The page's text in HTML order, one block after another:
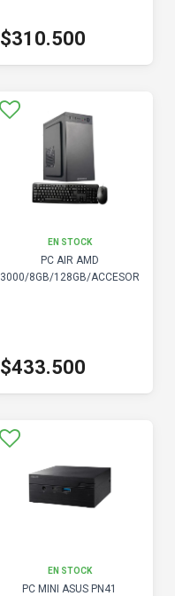
$310.500
EN STOCK
PC AIR AMD
3000/8GB/128GB/ACCESORIO
$433.500
EN STOCK
PC MINI ASUS PN41